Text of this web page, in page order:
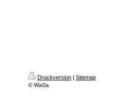
Druckversion | Sitemap
© WaSa